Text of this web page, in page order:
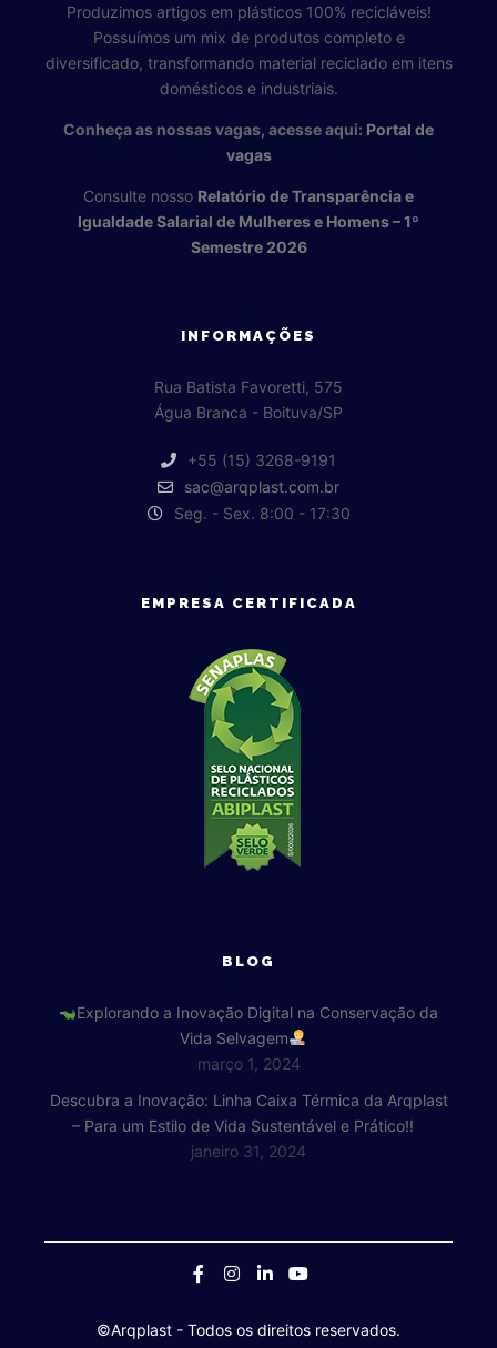
Produzimos artigos em plásticos 100% recicláveis!
Possuímos um mix de produtos completo e
diversificado, transformando material reciclado em itens
domésticos e industriais.
Conheça as nossas vagas, acesse aqui: Portal de
vagas
Consulte nosso Relatório de Transparência e
Igualdade Salarial de Mulheres e Homens – 1º
Semestre 2026
INFORMAÇÕES
Rua Batista Favoretti, 575
Água Branca - Boituva/SP
+55 (15) 3268-9191
sac@arqplast.com.br
Seg. - Sex. 8:00 - 17:30
EMPRESA CERTIFICADA
BLOG
Explorando a Inovação Digital na Conservação da
Vida Selvagem
março 1, 2024
Descubra a Inovação: Linha Caixa Térmica da Arqplast
– Para um Estilo de Vida Sustentável e Prático!!
janeiro 31, 2024
©Arqplast - Todos os direitos reservados.